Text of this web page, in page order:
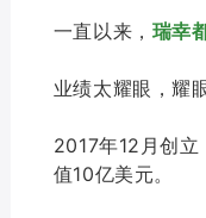
一直以来， 瑞幸
业绩太耀眼，耀
2017年12月创
值10亿美元。